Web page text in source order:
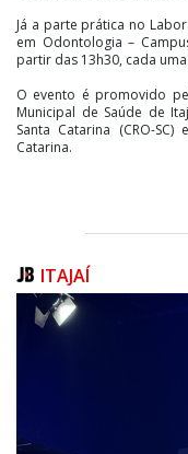
Já a parte prática no
em Odontologia –
partir das 13h30, cada
O evento é promovido
Municipal de Saúde de
Santa Catarina (CRO-
Catarina.
ITAJAÍ